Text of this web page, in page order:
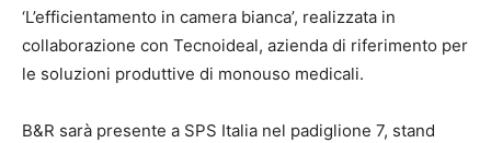
‘L’efficientamento in camera bianca’, realizzata in
collaborazione con Tecnoideal, azienda di riferimento per
le soluzioni produttive di monouso medicali.
B&R sarà presente a SPS Italia nel padiglione 7, stand